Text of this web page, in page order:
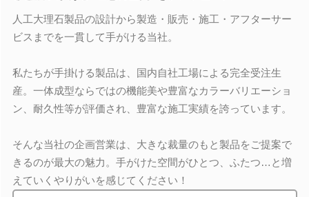
人工大理石製品の設計から製造・販売・施工・アフターサー
ビスまでを一貫して手がける当社。
私たちが手掛ける製品は、国内自社工場による完全受注生
産。一体成型ならではの機能美や豊富なカラーバリエーショ
ン、耐久性等が評価され、豊富な施工実績を誇っています。
そんな当社の企画営業は、大きな裁量のもと製品をご提案で
きるのが最大の魅力。手がけた空間がひとつ、ふたつ…と増
えていくやりがいを感じてください！